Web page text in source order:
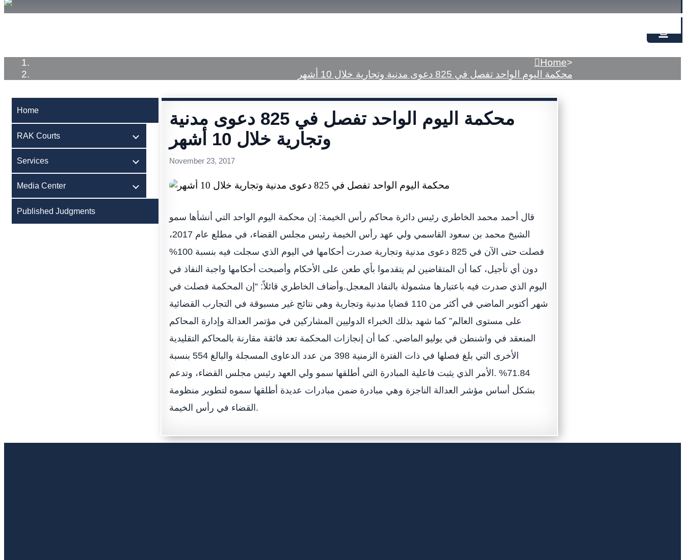
Home>
محكمة اليوم الواحد تفصل في 825 دعوى مدنية وتجارية خلال 10 أشهر
Home
RAK Courts
Services
Media Center
Published Judgments
محكمة اليوم الواحد تفصل في 825 دعوى مدنية
وتجارية خلال 10 أشهر
November 23, 2017
قال أحمد محمد الخاطري رئيس دائرة محاكم رأس الخيمة: إن محكمة اليوم الواحد التي أنشأها سمو
الشيخ محمد بن سعود القاسمي ولي عهد رأس الخيمة رئيس مجلس القضاء، في مطلع عام 2017،
فصلت حتى الآن في 825 دعوى مدنية وتجارية صدرت أحكامها في اليوم الذي سجلت فيه بنسبة 100%
دون أي تأجيل، كما أن المتقاضين لم يتقدموا بأي طعن على الأحكام وأصبحت أحكامها واجبة النفاذ في
اليوم الذي صدرت فيه باعتبارها مشمولة بالنفاذ المعجل.وأضاف الخاطري قائلاً: “إن المحكمة فصلت في
شهر أكتوبر الماضي في أكثر من 110 قضايا مدنية وتجارية وهي نتائج غير مسبوقة في التجارب القضائية
على مستوى العالم” كما شهد بذلك الخبراء الدوليين المشاركين في مؤتمر العدالة وإدارة المحاكم
المنعقد في واشنطن في يوليو الماضي. كما أن إنجازات المحكمة تعد فائقة مقارنة بالمحاكم التقليدية
الأخرى التي بلغ فصلها في ذات الفترة الزمنية 398 من عدد الدعاوى المسجلة والبالغ 554 بنسبة
71.84% .الأمر الذي يثبت فاعلية المبادرة التي أطلقها سمو ولي العهد رئيس مجلس القضاء، وتدعم
بشكل أساس مؤشر العدالة الناجزة وهي مبادرة ضمن مبادرات عديدة أطلقها سموه لتطوير منظومة
القضاء في رأس الخيمة.